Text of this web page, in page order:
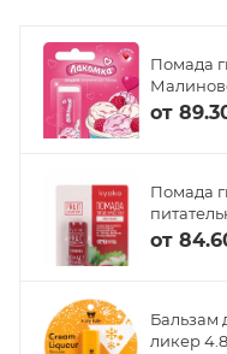
Помада
от
Помада
от
Бальзам
ликер